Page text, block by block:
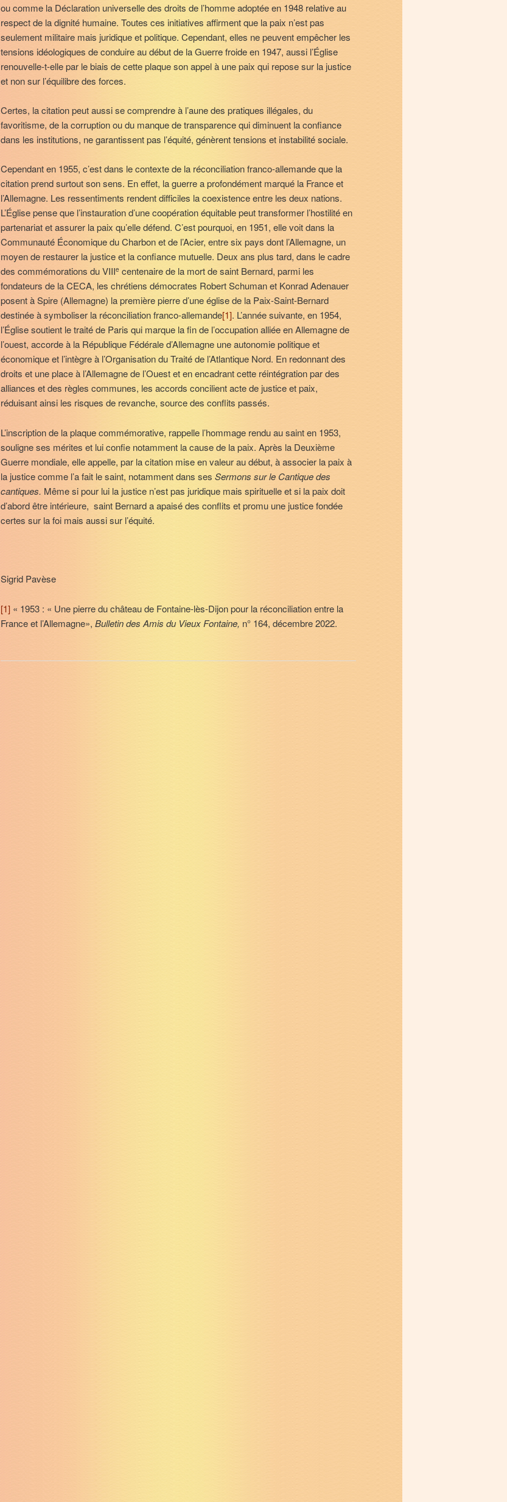
ou comme la Déclaration universelle des droits de l’homme adoptée en 1948 relative au
respect de la dignité humaine. Toutes ces initiatives affirment que la paix n’est pas
seulement militaire mais juridique et politique. Cependant, elles ne peuvent empêcher les
tensions idéologiques de conduire au début de la Guerre froide en 1947, aussi l’Église
renouvelle-t-elle par le biais de cette plaque son appel à une paix qui repose sur la justice
et non sur l’équilibre des forces.
Certes, la citation peut aussi se comprendre à l’aune des pratiques illégales, du
favoritisme, de la corruption ou du manque de transparence qui diminuent la confiance
dans les institutions, ne garantissent pas l’équité, génèrent tensions et instabilité sociale.
Cependant en 1955, c’est dans le contexte de la réconciliation franco-allemande que la
citation prend surtout son sens. En effet, la guerre a profondément marqué la France et
l’Allemagne. Les ressentiments rendent difficiles la coexistence entre les deux nations.
L’Église pense que l’instauration d’une coopération équitable peut transformer l’hostilité en
partenariat et assurer la paix qu’elle défend. C’est pourquoi, en 1951, elle voit dans la
Communauté Économique du Charbon et de l’Acier, entre six pays dont l’Allemagne, un
moyen de restaurer la justice et la confiance mutuelle. Deux ans plus tard, dans le cadre
des commémorations du VIIIe centenaire de la mort de saint Bernard, parmi les
fondateurs de la CECA, les chrétiens démocrates Robert Schuman et Konrad Adenauer
posent à Spire (Allemagne) la première pierre d’une église de la Paix-Saint-Bernard
destinée à symboliser la réconciliation franco-allemande[1]. L’année suivante, en 1954,
l’Église soutient le traité de Paris qui marque la fin de l’occupation alliée en Allemagne de
l’ouest, accorde à la République Fédérale d’Allemagne une autonomie politique et
économique et l’intègre à l’Organisation du Traité de l’Atlantique Nord. En redonnant des
droits et une place à l’Allemagne de l’Ouest et en encadrant cette réintégration par des
alliances et des règles communes, les accords concilient acte de justice et paix,
réduisant ainsi les risques de revanche, source des conflits passés.
L’inscription de la plaque commémorative, rappelle l’hommage rendu au saint en 1953,
souligne ses mérites et lui confie notamment la cause de la paix. Après la Deuxième
Guerre mondiale, elle appelle, par la citation mise en valeur au début, à associer la paix à
la justice comme l’a fait le saint, notamment dans ses Sermons sur le Cantique des
cantiques. Même si pour lui la justice n’est pas juridique mais spirituelle et si la paix doit
d’abord être intérieure, saint Bernard a apaisé des conflits et promu une justice fondée
certes sur la foi mais aussi sur l’équité.
Sigrid Pavèse
[1] « 1953 : « Une pierre du château de Fontaine-lès-Dijon pour la réconciliation entre la
France et l’Allemagne», Bulletin des Amis du Vieux Fontaine, n° 164, décembre 2022.